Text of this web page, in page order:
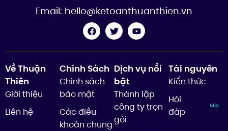
Email: hello@ketoanthuanthien.vn
Về Thuận
Thiên
Giới thiệu
Liên hệ
Chính Sách
Chính sách
bảo mật
Các điều
khoản chung
Dịch vụ nổi
bật
Thành lập
công ty trọn
gói
Tài nguyên
Kiến thức
Hỏi
đáp
Mới